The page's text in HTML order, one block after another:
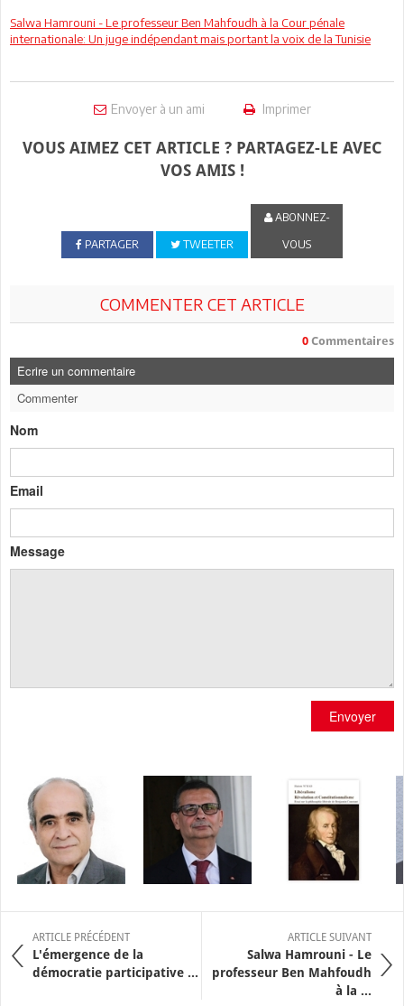
Salwa Hamrouni - Le professeur Ben Mahfoudh à la Cour pénale
internationale: Un juge indépendant mais portant la voix de la Tunisie
Envoyer à un ami Imprimer
VOUS AIMEZ CET ARTICLE ? PARTAGEZ-LE AVEC
VOS AMIS !
PARTAGER TWEETER
ABONNEZ-
VOUS
COMMENTER CET ARTICLE
0 Commentaires
Ecrire un commentaire
Commenter
Nom
Email
Message
Envoyer
ARTICLE PRÉCÉDENT
L'émergence de la
démocratie participative ...
ARTICLE SUIVANT
Salwa Hamrouni - Le
professeur Ben Mahfoudh
à la ...